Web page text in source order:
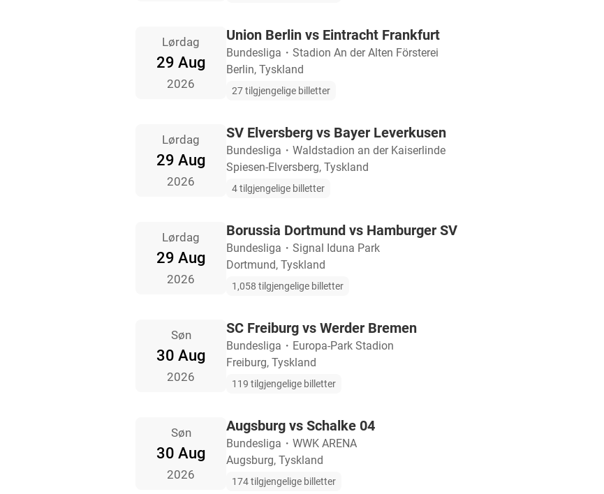
Lørdag
29 Aug
2026
Union Berlin vs Eintracht Frankfurt
Bundesliga ・ Stadion An der Alten Försterei
Berlin, Tyskland
27 tilgjengelige billetter
Lørdag
29 Aug
2026
SV Elversberg vs Bayer Leverkusen
Bundesliga ・ Waldstadion an der Kaiserlinde
Spiesen-Elversberg, Tyskland
4 tilgjengelige billetter
Lørdag
29 Aug
2026
Borussia Dortmund vs Hamburger SV
Bundesliga ・ Signal Iduna Park
Dortmund, Tyskland
1,058 tilgjengelige billetter
Søn
30 Aug
2026
SC Freiburg vs Werder Bremen
Bundesliga ・ Europa-Park Stadion
Freiburg, Tyskland
119 tilgjengelige billetter
Søn
30 Aug
2026
Augsburg vs Schalke 04
Bundesliga ・ WWK ARENA
Augsburg, Tyskland
174 tilgjengelige billetter